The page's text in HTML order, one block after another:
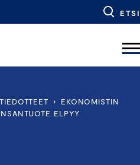
ETSI
TIEDOTTEET ›
EKONOMISTIN
ELPYY